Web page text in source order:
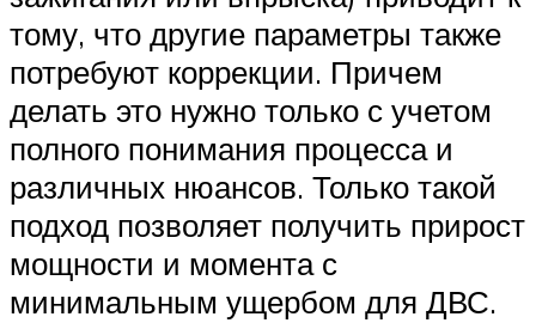
тому, что другие параметры также
потребуют коррекции. Причем
делать это нужно только с учетом
полного понимания процесса и
различных нюансов. Только такой
подход позволяет получить прирост
мощности и момента с
минимальным ущербом для ДВС.